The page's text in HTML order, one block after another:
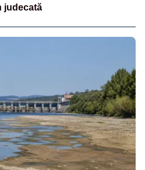
judecată